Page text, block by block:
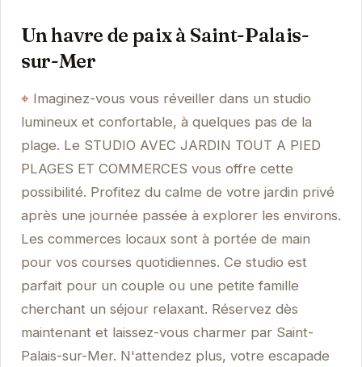
Un havre de paix à Saint-Palais-
sur-Mer
Imaginez-vous vous réveiller dans un studio
lumineux et confortable, à quelques pas de la
plage. Le STUDIO AVEC JARDIN TOUT A PIED
PLAGES ET COMMERCES vous offre cette
possibilité. Profitez du calme de votre jardin privé
après une journée passée à explorer les environs.
Les commerces locaux sont à portée de main
pour vos courses quotidiennes. Ce studio est
parfait pour un couple ou une petite famille
cherchant un séjour relaxant. Réservez dès
maintenant et laissez-vous charmer par Saint-
Palais-sur-Mer. N'attendez plus, votre escapade